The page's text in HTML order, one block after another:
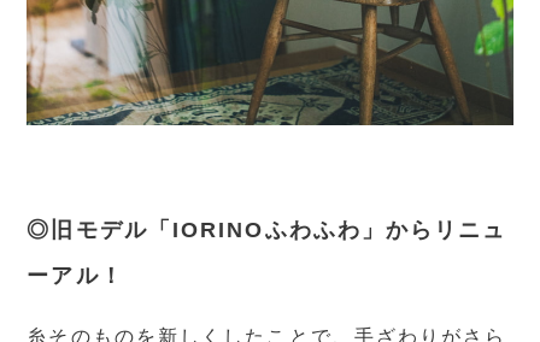
◎旧モデル「IORINOふわふわ」からリニュ
ーアル！
糸そのものを新しくしたことで、手ざわりがさら